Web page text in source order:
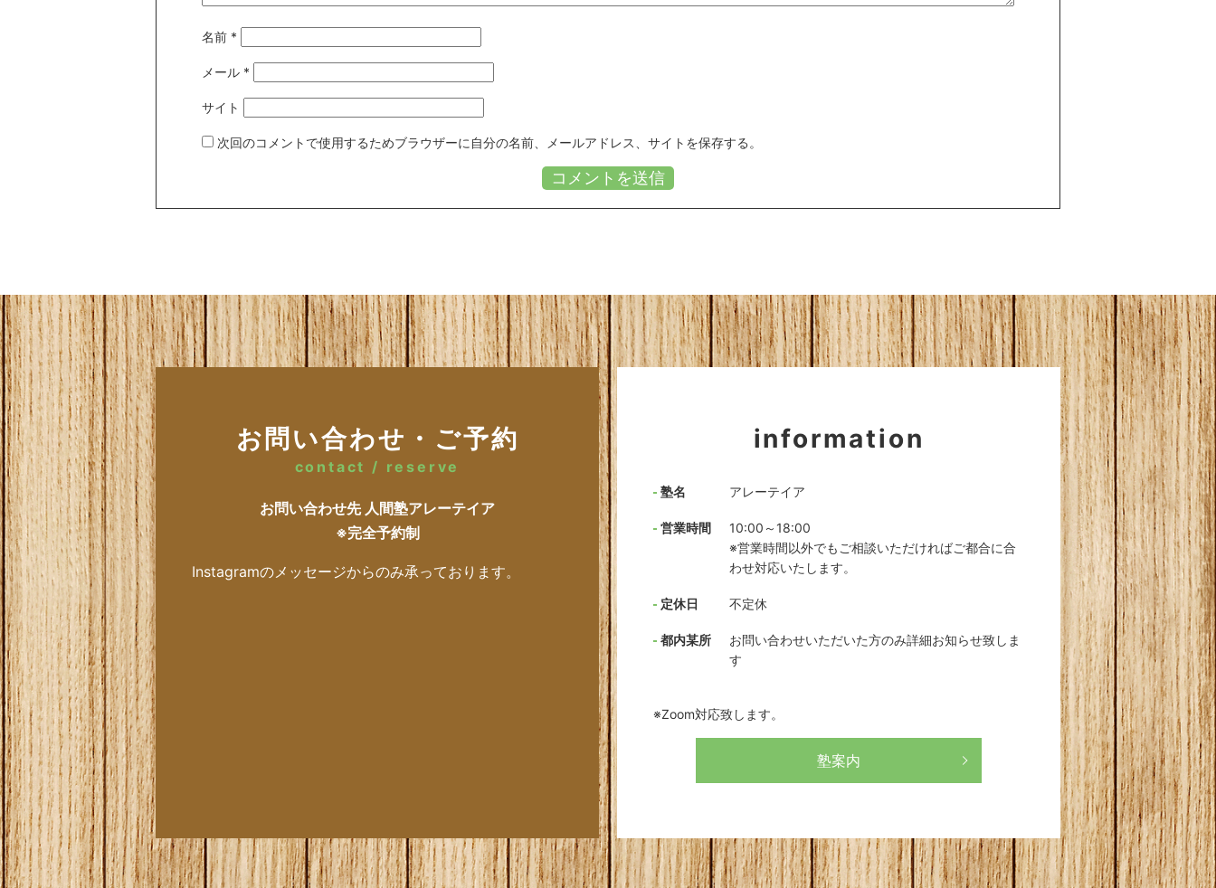
名前 *
メール *
サイト
次回のコメントで使用するためブラウザーに自分の名前、メールアドレス、サイトを保存する。
お問い合わせ・ご予約
contact / reserve
お問い合わせ先 人間塾アレーテイア
※完全予約制
Instagramのメッセージからのみ承っております。
information
塾名 アレーテイア
営業時間
10:00～18:00
※営業時間以外でもご相談いただければご都合に合
わせ対応いたします。
定休日 不定休
都内某所
お問い合わせいただいた方のみ詳細お知らせ致しま
す
※Zoom対応致します。
塾案内